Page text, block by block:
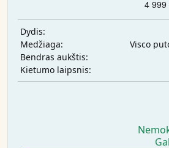
Dydis:
Medžiaga:
Visco
Bendras aukštis:
Kietumo laipsnis: